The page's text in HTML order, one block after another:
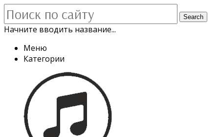
Search
Начните вводить название...
Меню
Категории